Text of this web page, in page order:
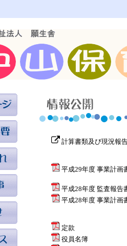
計算書類及び現況報
平成29年度 事業計画
平成28年度 監査報告
平成28年度 事業計画
定款
役員名簿